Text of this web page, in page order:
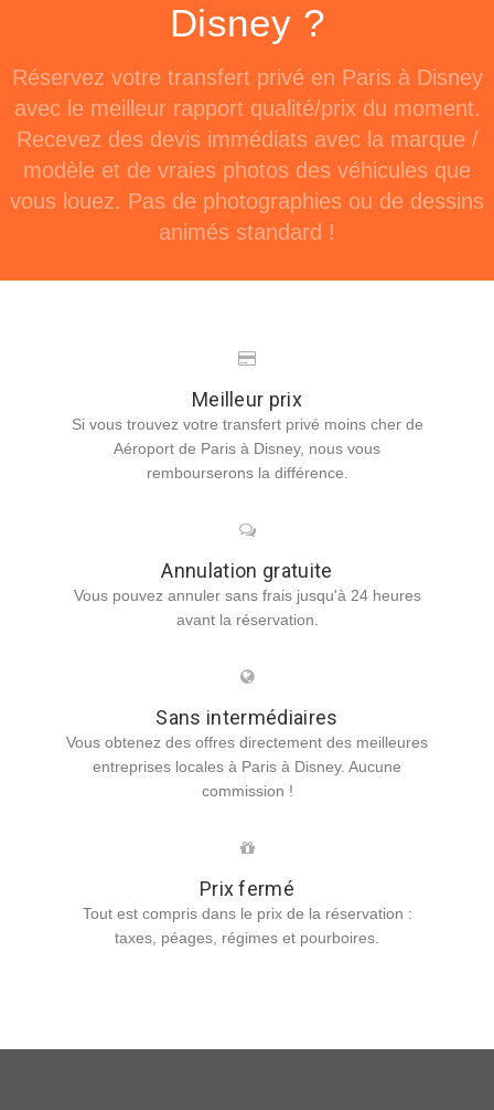
Disney ?
Réservez votre transfert privé en Paris à Disney
avec le meilleur rapport qualité/prix du moment.
Recevez des devis immédiats avec la marque /
modèle et de vraies photos des véhicules que
vous louez. Pas de photographies ou de dessins
animés standard !
Meilleur prix
Si vous trouvez votre transfert privé moins cher de
Aéroport de Paris à Disney, nous vous
rembourserons la différence.
Annulation gratuite
Vous pouvez annuler sans frais jusqu'à 24 heures
avant la réservation.
Sans intermédiaires
Vous obtenez des offres directement des meilleures
entreprises locales à Paris à Disney. Aucune
commission !
Prix fermé
Tout est compris dans le prix de la réservation :
taxes, péages, régimes et pourboires.